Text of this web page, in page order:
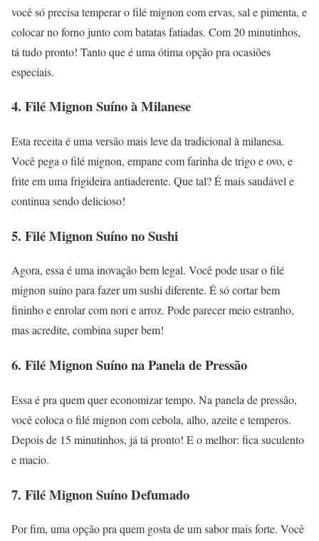
você só precisa temperar o filé mignon com ervas, sal e pimenta, e
colocar no forno junto com batatas fatiadas. Com 20 minutinhos,
tá tudo pronto! Tanto que é uma ótima opção pra ocasiões
especiais.
4. Filé Mignon Suíno à Milanese
Esta receita é uma versão mais leve da tradicional à milanesa.
Você pega o filé mignon, empane com farinha de trigo e ovo, e
frite em uma frigideira antiaderente. Que tal? É mais saudável e
continua sendo delicioso!
5. Filé Mignon Suíno no Sushi
Agora, essa é uma inovação bem legal. Você pode usar o filé
mignon suíno para fazer um sushi diferente. É só cortar bem
fininho e enrolar com nori e arroz. Pode parecer meio estranho,
mas acredite, combina super bem!
6. Filé Mignon Suíno na Panela de Pressão
Essa é pra quem quer economizar tempo. Na panela de pressão,
você coloca o filé mignon com cebola, alho, azeite e temperos.
Depois de 15 minutinhos, já tá pronto! E o melhor: fica suculento
e macio.
7. Filé Mignon Suíno Defumado
Por fim, uma opção pra quem gosta de um sabor mais forte. Você